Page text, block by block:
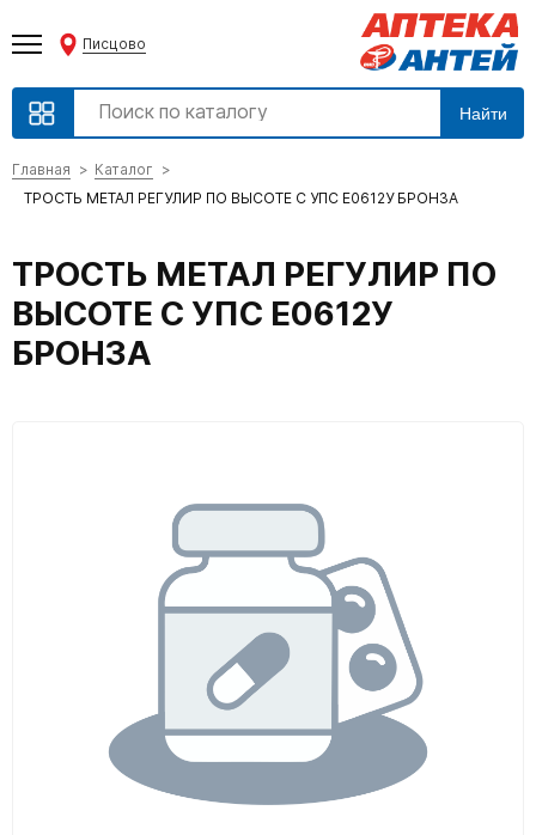
Писцово
Найти
Главная
Каталог
ТРОСТЬ МЕТАЛ РЕГУЛИР ПО ВЫСОТЕ С УПС Е0612У БРОНЗА
ТРОСТЬ МЕТАЛ РЕГУЛИР ПО
ВЫСОТЕ С УПС Е0612У
БРОНЗА